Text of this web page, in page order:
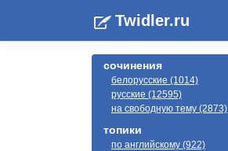
Twidler.ru
сочинения
белорусские (1014)
русские (12595)
на свободную тему (2873)
топики
по английскому (922)